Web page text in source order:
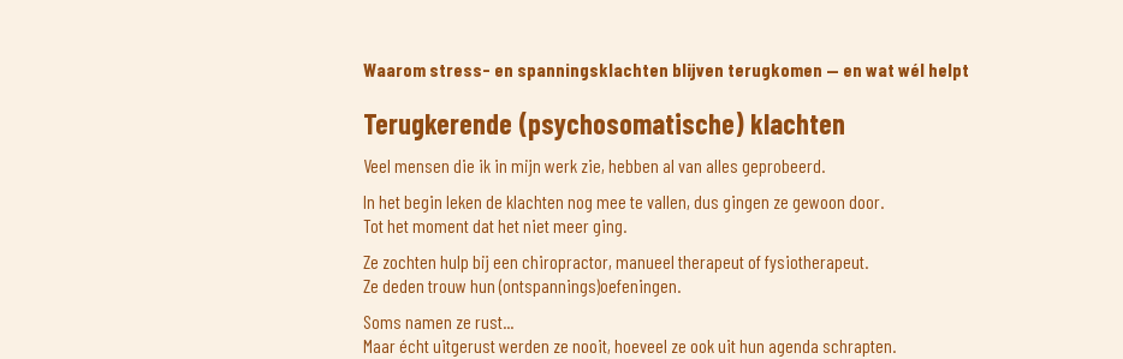
Waarom stress- en spanningsklachten blijven terugkomen — en wat wél helpt
Terugkerende (psychosomatische) klachten
Veel mensen die ik in mijn werk zie, hebben al van alles geprobeerd.
In het begin leken de klachten nog mee te vallen, dus gingen ze gewoon door.
Tot het moment dat het niet meer ging.
Ze zochten hulp bij een chiropractor, manueel therapeut of fysiotherapeut.
Ze deden trouw hun (ontspannings)oefeningen.
Soms namen ze rust...
Maar écht uitgerust werden ze nooit, hoeveel ze ook uit hun agenda schrapten.